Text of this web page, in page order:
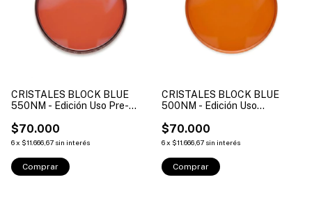
CRISTALES BLOCK BLUE
550NM - Edición Uso Pre-
$70.000
6x $11.666,67 sin interés
CRISTALES BLOCK BLUE
500NM - Edición Uso
$70.000
6x $11.666,67 sin interés